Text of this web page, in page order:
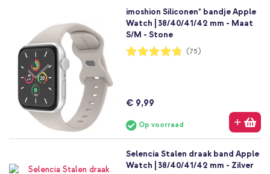
imoshion Siliconen⁺ bandje Apple
Watch | 38/40/41/42 mm - Maat
S/M - Stone
Waardering:
96%
(75)
€ 9,99
Op voorraad
Selencia Stalen draak band Apple
Watch | 38/40/41/42 mm - Zilver